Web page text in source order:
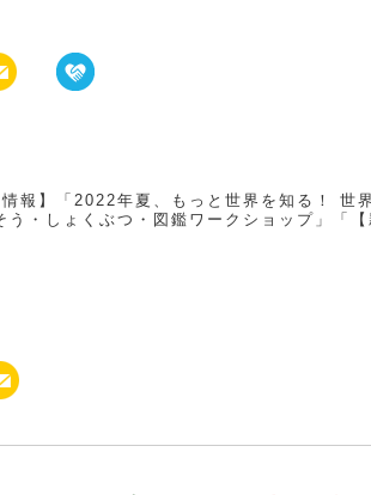
情報】「2022年夏、もっと世界を知る！
う・しょくぶつ・図鑑ワークショップ」「